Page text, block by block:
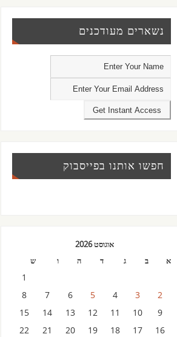
נשארים מעודכנים
חפשו אותנו בפייסבוק
אוגוסט 2026
א
ב ג ד ה ו ש
1
2
3
4
5
6
7
8
9
10
11
12
13
14
15
16
17
18
19
20
21
22